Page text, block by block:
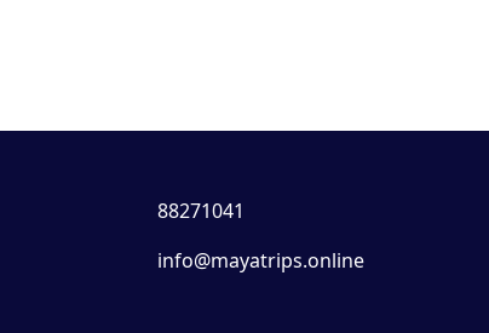
88271041
info@mayatrips.online